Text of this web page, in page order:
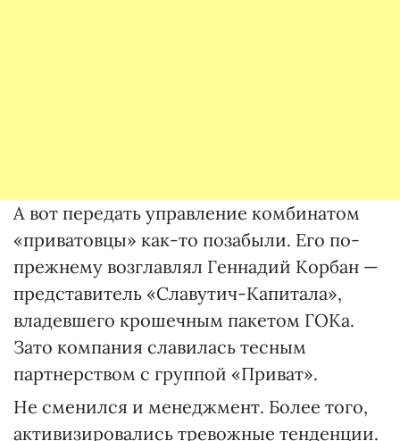
А вот передать управление комбинатом
«приватовцы» как-то позабыли. Его по-
прежнему возглавлял Геннадий Корбан —
представитель «Славутич-Капитала»,
владевшего крошечным пакетом ГОКа.
Зато компания славилась тесным
партнерством с группой «Приват».
Не сменился и менеджмент. Более того,
активизировались тревожные тенденции.